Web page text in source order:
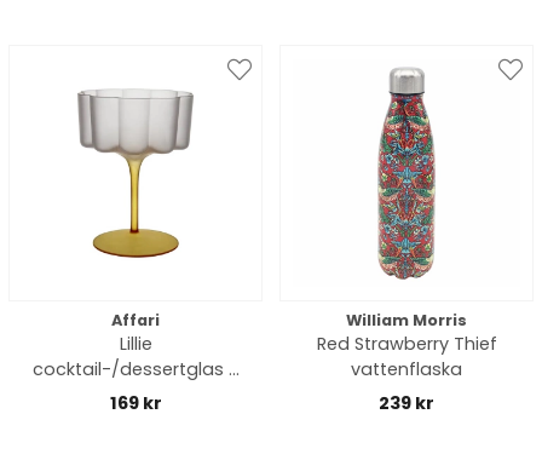
Affari
Lillie
cocktail-/dessertglas -
gul
169 kr
William Morris
Red Strawberry Thief
vattenflaska
239 kr